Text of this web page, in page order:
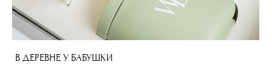
В ДЕРЕВНЕ У БАБУШКИ